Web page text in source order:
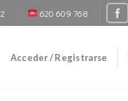
620 609 768
Acceder / Registrarse